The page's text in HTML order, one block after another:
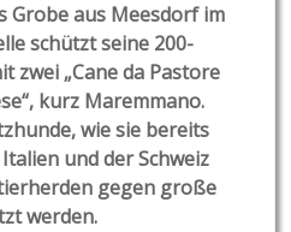
Grobe aus Meesdorf im
schützt seine 200-
zwei „Cane da Pastore
kurz Maremmano.
wie sie bereits
und der Schweiz
gegen große
werden.